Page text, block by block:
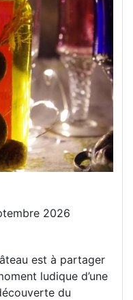
2026
est à partager
ludique d’une
du